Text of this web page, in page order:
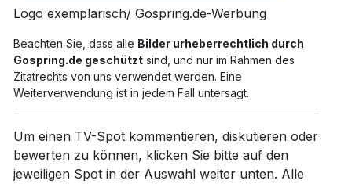
Logo exemplarisch/ Gospring.de-Werbung
Beachten Sie, dass alle Bilder urheberrechtlich durch
Gospring.de geschütztsind, und nur im Rahmen des
Zitatrechts von uns verwendet werden. Eine
Weiterverwendung ist in jedem Fall untersagt.
Um einen TV-Spot kommentieren, diskutieren oder
bewerten zu können, klicken Sie bitte auf den
jeweiligen Spot in der Auswahl weiter unten. Alle